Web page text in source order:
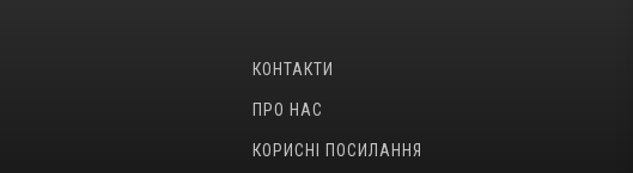
КОНТАКТИ
ПРО НАС
КОРИСНІ ПОСИЛАННЯ